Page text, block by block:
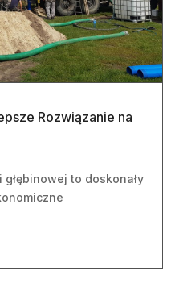
Rozwiązanie na
to doskonały